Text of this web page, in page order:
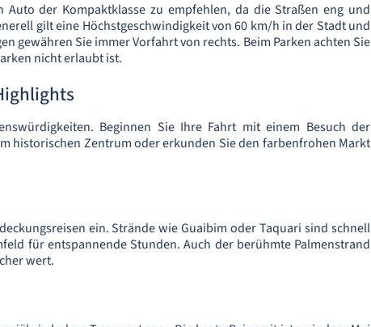
der Kompaktklasse zu empfehlen, da die Straßen eng und
gilt eine Höchstgeschwindigkeit von 60 km/h in der Stadt und
gewähren Sie immer Vorfahrt von rechts. Beim Parken achten Sie
nicht erlaubt ist.
Beginnen Sie Ihre Fahrt mit einem Besuch der
historischen Zentrum oder erkunden Sie den farbenfrohen Markt
ein. Strände wie Guaibim oder Taquari sind schnell
für entspannende Stunden. Auch der berühmte Palmenstrand
wert.